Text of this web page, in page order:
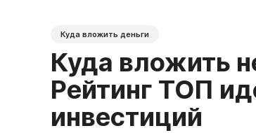
Куда вложить деньги
Куда вложить
Рейтинг ТОП
инвестиций